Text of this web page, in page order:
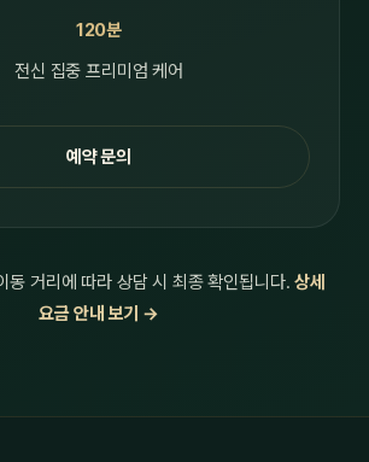
120분
전신 집중 프리미엄 케어
예약 문의
동 거리에 따라 상담 시 최종 확인됩니다.상세
요금 안내 보기 →